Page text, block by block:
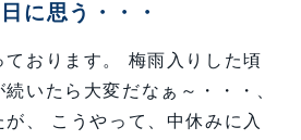
に思う・・・
おります。 梅雨入りした頃
いたら大変だなぁ～・・・、
、 こうやって、中休みに入